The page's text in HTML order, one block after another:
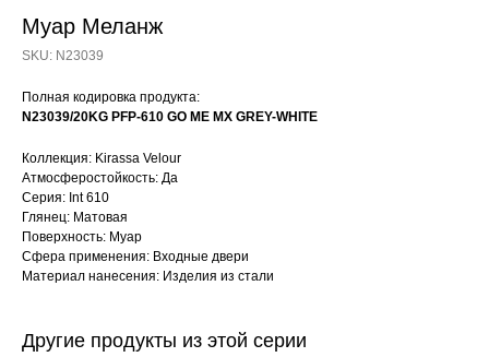
Муар Меланж
SKU: N23039
Полная кодировка продукта:
N23039/20KG PFP-610 GO ME MX GREY-WHITE
Коллекция: Kirassa Velour
Атмосферостойкость: Да
Серия: Int 610
Глянец: Матовая
Поверхность: Муар
Сфера применения: Входные двери
Материал нанесения: Изделия из стали
Другие продукты из этой серии